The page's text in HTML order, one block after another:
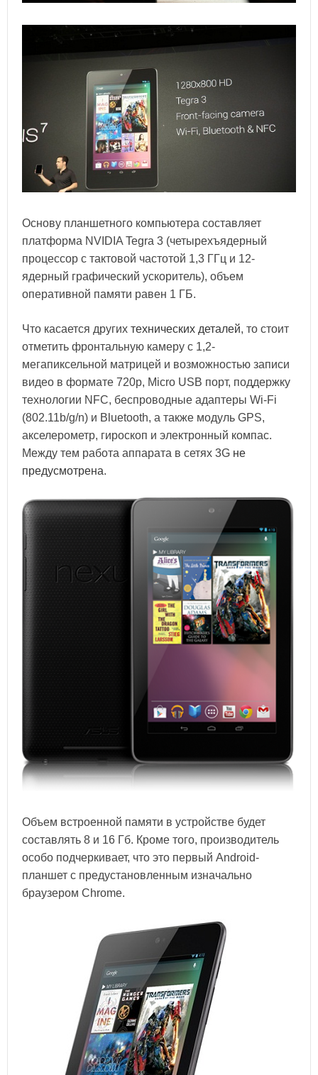
Основу планшетного компьютера составляет
платформа NVIDIA Tegra 3 (четырехъядерный
процессор с тактовой частотой 1,3 ГГц и 12-
ядерный графический ускоритель), объем
оперативной памяти равен 1 ГБ.
Что касается других технических деталей, то стоит
отметить фронтальную камеру с 1,2-
мегапиксельной матрицей и возможностью записи
видео в формате 720р, Micro USB порт, поддержку
технологии NFC, беспроводные адаптеры Wi-Fi
(802.11b/g/n) и Bluetooth, а также модуль GPS,
акселерометр, гироскоп и электронный компас.
Между тем работа аппарата в сетях 3G не
предусмотрена.
Объем встроенной памяти в устройстве будет
составлять 8 и 16 Гб. Кроме того, производитель
особо подчеркивает, что это первый Android-
планшет с предустановленным изначально
браузером Chrome.